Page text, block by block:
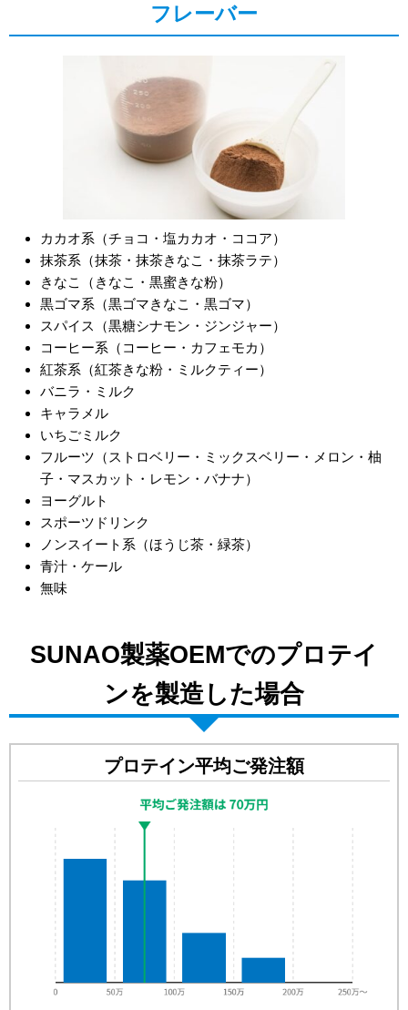
フレーバー
カカオ系（チョコ・塩カカオ・ココア）
抹茶系（抹茶・抹茶きなこ・抹茶ラテ）
きなこ（きなこ・黒蜜きな粉）
黒ゴマ系（黒ゴマきなこ・黒ゴマ）
スパイス（黒糖シナモン・ジンジャー）
コーヒー系（コーヒー・カフェモカ）
紅茶系（紅茶きな粉・ミルクティー）
バニラ・ミルク
キャラメル
いちごミルク
フルーツ（ストロベリー・ミックスベリー・メロン・柚
子・マスカット・レモン・バナナ）
ヨーグルト
スポーツドリンク
ノンスイート系（ほうじ茶・緑茶）
青汁・ケール
無味
SUNAO製薬OEMでのプロテイ
ンを製造した場合
プロテイン平均ご発注額